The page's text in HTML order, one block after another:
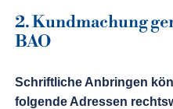
2. Kundmachung
BAO
Schriftliche Anbringen
folgende Adressen